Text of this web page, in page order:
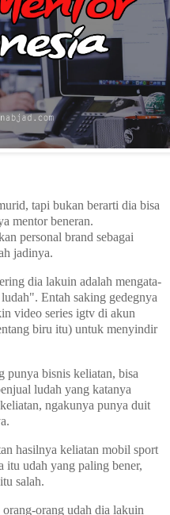
tapi bukan berarti dia bisa
mentor beneran.
personal brand sebagai
jadinya.
dia lakuin adalah mengata-
Entah saking gedegnya
video series igtv di akun
biru itu) untuk menyindir
punya bisnis keliatan, bisa
ludah yang katanya
ngakunya punya duit
hasilnya keliatan mobil sport
itu udah yang paling bener,
salah.
orang udah dia lakuin